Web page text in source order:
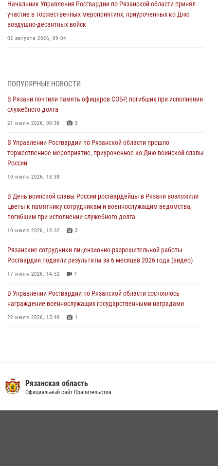
Начальник Управления Росгвардии по Рязанской области принял
участие в торжественных мероприятиях, приуроченных ко Дню
воздушно-десантных войск
02 августа 2026, 09:04
Для детей рязанских росгвардейцев в историческом музее провели
экскурсию по экспозиции, посвящённой губернской эпохе
В Управлении Росгвардии по Рязанской области состоялось
награждение военнослужащих государственными наградами
29 июля 2026, 15:49
Рязанским росгвардейцам провели лекции о Крещении Руси
28 июля 2026, 09:22 1
При силовой поддержке ОМОН житель Касимовского округа лишён
законодательства
27 июля 2026, 15:26
ПОПУЛЯРНЫЕ НОВОСТИ
В Рязани почтили память офицеров СОБР, погибших при исполнении
служебного долга
21 июля 2026, 09:36 3
В Управлении Росгвардии по Рязанской области прошло
торжественное мероприятие, приуроченное ко Дню воинской славы
России
10 июля 2026, 18:38
В День воинской славы России росгвардейцы в Рязани возложили
цветы к памятнику сотрудникам и военнослужащим ведомства,
погибшим при исполнении служебного долга
10 июля 2026, 18:32 3
Рязанские сотрудники лицензионно-разрешительной работы
Росгвардии подвели результаты за 6 месяцев 2026 года (видео)
17 июля 2026, 14:52 1
В Управлении Росгвардии по Рязанской области состоялось
награждение военнослужащих государственными наградами
29 июля 2026, 15:49 1
Вневедомственная охрана подвела итоги деятельности
подразделений за первое полугодие 2026 года
Рязанская область
Официальный сайт Правительства